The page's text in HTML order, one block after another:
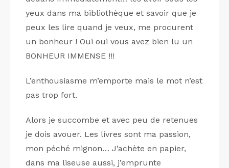
yeux dans ma bibliothèque et savoir que je
peux les lire quand je veux, me procurent
un bonheur ! Oui oui vous avez bien lu un
BONHEUR IMMENSE !!!
L’enthousiasme m’emporte mais le mot n’est
pas trop fort.
Alors je succombe et avec peu de retenues
je dois avouer. Les livres sont ma passion,
mon péché mignon… J’achète en papier,
dans ma liseuse aussi, j’emprunte